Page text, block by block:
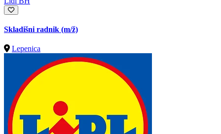
Skladišni radnik (m/ž)
Lepenica